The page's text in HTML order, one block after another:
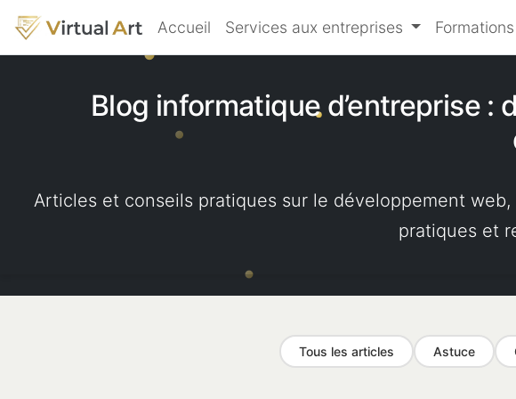
Accueil Services aux entreprises Formations
Blog informatique d’entreprise
Articles et conseils pratiques sur le développement
pratiques et
Tous les articles Astuce